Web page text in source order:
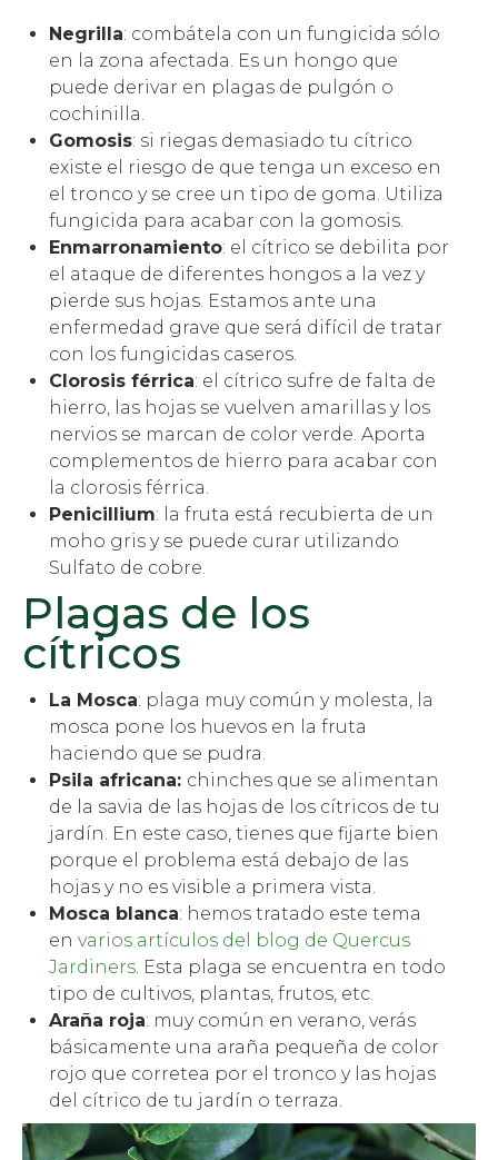
Negrilla: combátela con un fungicida sólo
en la zona afectada. Es un hongo que
puede derivar en plagas de pulgón o
cochinilla.
Gomosis: si riegas demasiado tu cítrico
existe el riesgo de que tenga un exceso en
el tronco y se cree un tipo de goma. Utiliza
fungicida para acabar con la gomosis.
Enmarronamiento: el cítrico se debilita por
el ataque de diferentes hongos a la vez y
pierde sus hojas. Estamos ante una
enfermedad grave que será difícil de tratar
con los fungicidas caseros.
Clorosis férrica: el cítrico sufre de falta de
hierro, las hojas se vuelven amarillas y los
nervios se marcan de color verde. Aporta
complementos de hierro para acabar con
la clorosis férrica.
Penicillium: la fruta está recubierta de un
moho gris y se puede curar utilizando
Sulfato de cobre.
Plagas de los
cítricos
La Mosca: plaga muy común y molesta, la
mosca pone los huevos en la fruta
haciendo que se pudra.
Psila africana: chinches que se alimentan
de la savia de las hojas de los cítricos de tu
jardín. En este caso, tienes que fijarte bien
porque el problema está debajo de las
hojas y no es visible a primera vista.
Mosca blanca: hemos tratado este tema
en varios artículos del blog de Quercus
Jardiners . Esta plaga se encuentra en todo
tipo de cultivos, plantas, frutos, etc.
Araña roja: muy común en verano, verás
básicamente una araña pequeña de color
rojo que corretea por el tronco y las hojas
del cítrico de tu jardín o terraza.